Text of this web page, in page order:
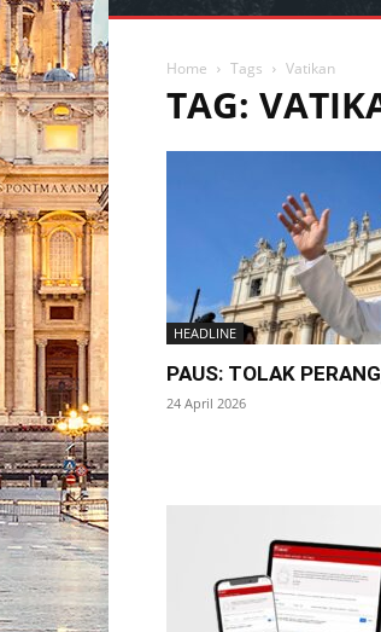
Home Tags Vatikan
TAG:
HEADLINE
PAUS: TOLAK
24 April 2026